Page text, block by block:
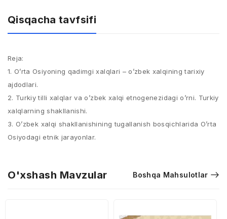
Qisqacha tavfsifi
Reja:
1. O’rta Osiyoning qadimgi xalqlari – o’zbek xalqining tarixiy
ajdodlari.
2. Turkiy tilli xalqlar va o’zbek xalqi etnogenezidagi o’rni. Turkiy
xalqlarning shakllanishi.
3. O’zbek xalqi shakllanishining tugallanish bosqichlarida O’rta
Osiyodagi etnik jarayonlar.
O'xshash Mavzular Boshqa Mahsulotlar